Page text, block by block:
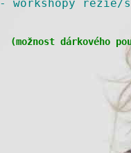
​- workshopy
(možnost dárkového